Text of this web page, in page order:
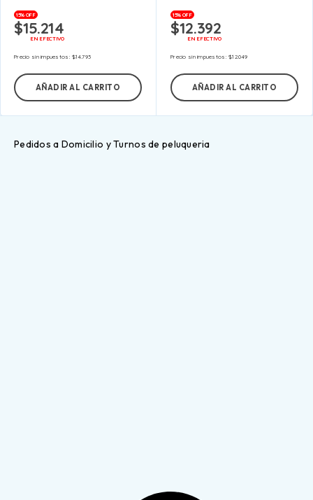
15% OFF
$15.214
EN EFECTIVO
Precio sin impuestos:$14.793
AÑADIR AL CARRITO
15% OFF
$12.392
EN EFECTIVO
Precio sin impuestos:$12.049
AÑADIR AL CARRITO
Pedidos a Domicilio y Turnos de peluqueria